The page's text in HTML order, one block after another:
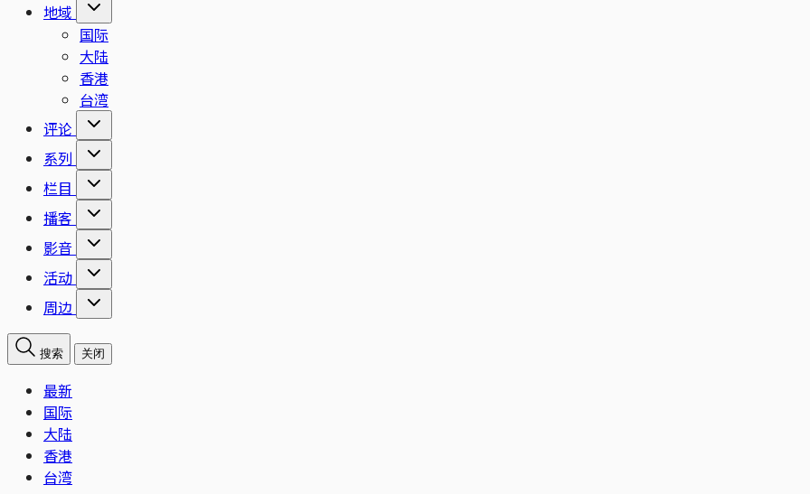
地域
国际
大陆
香港
台湾
评论
系列
栏目
播客
影音
活动
周边
搜索 关闭
最新
国际
大陆
香港
台湾